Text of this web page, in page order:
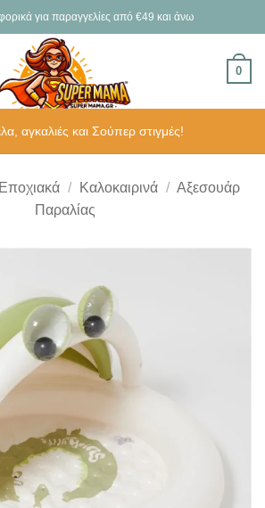
για παραγγελίες από €49 και άνω
0
αγκαλιές και Σούπερ στιγμές!
Εποχιακά / Καλοκαιρινά / Αξεσουάρ
Παραλίας